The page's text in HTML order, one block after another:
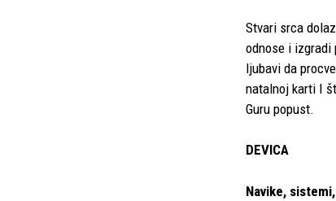
Stvari srca
odnose i izgradi
ljubavi da
natalnoj karti I
Guru popust.
DEVICA
Navike,